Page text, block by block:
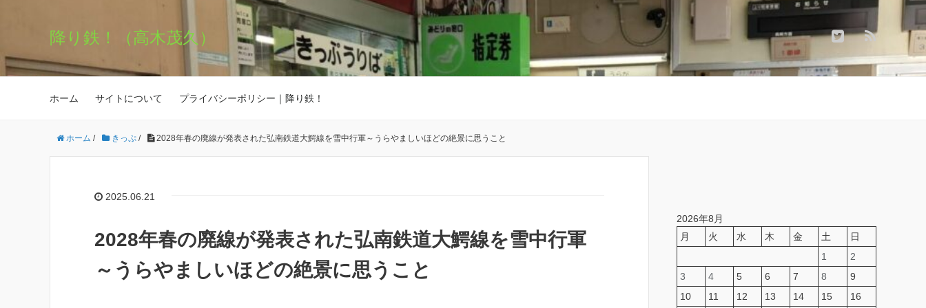
降り鉄！（高木茂久）
ホーム サイトについて プライバシーポリシー｜降り鉄！
ホーム / きっぷ / 2028年春の廃線が発表された弘南鉄道大鰐線を雪中行軍～うらやましいほどの絶景に思うこと
2025.06.21
2028年春の廃線が発表された弘南鉄道大鰐線を雪中行軍
～うらやましいほどの絶景に思うこと
2026年8月
月
火 水 木 金 土
日
1
2
3
4 5 6 7 8
9
10
11 12 13 14 15 16